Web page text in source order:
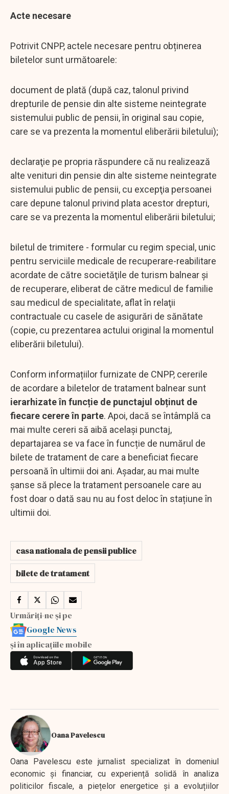
Acte necesare
Potrivit CNPP, actele necesare pentru obținerea
biletelor sunt următoarele:
document de plată (după caz, talonul privind
drepturile de pensie din alte sisteme neintegrate
sistemului public de pensii, în original sau copie,
care se va prezenta la momentul eliberării biletului);
declaraţie pe propria răspundere că nu realizează
alte venituri din pensie din alte sisteme neintegrate
sistemului public de pensii, cu excepţia persoanei
care depune talonul privind plata acestor drepturi,
care se va prezenta la momentul eliberării biletului;
biletul de trimitere - formular cu regim special, unic
pentru serviciile medicale de recuperare-reabilitare
acordate de către societăţile de turism balnear şi
de recuperare, eliberat de către medicul de familie
sau medicul de specialitate, aflat în relaţii
contractuale cu casele de asigurări de sănătate
(copie, cu prezentarea actului original la momentul
eliberării biletului).
Conform informațiilor furnizate de CNPP, cererile
de acordare a biletelor de tratament balnear sunt
ierarhizate în funcție de punctajul obținut de
fiecare cerere în parte. Apoi, dacă se întâmplă ca
mai multe cereri să aibă același punctaj,
departajarea se va face în funcție de numărul de
bilete de tratament de care a beneficiat fiecare
persoană în ultimii doi ani. Așadar, au mai multe
șanse să plece la tratament persoanele care au
fost doar o dată sau nu au fost deloc în stațiune în
ultimii doi.
casa nationala de pensii publice
bilete de tratament
Urmăriți-ne și pe
Google News
și în aplicațiile mobile
Oana Pavelescu
Oana Pavelescu este jurnalist specializat în domeniul
economic și financiar, cu experiență solidă în analiza
politicilor fiscale, a piețelor energetice și a evoluțiilor